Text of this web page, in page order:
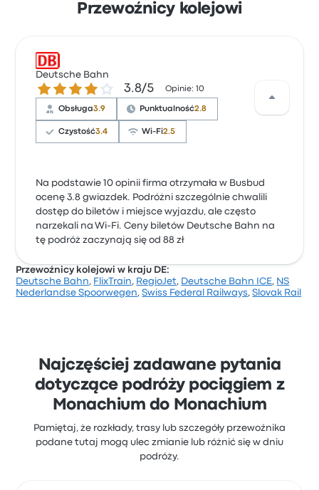
Przewoźnicy kolejowi
Deutsche Bahn
3.8 gwiazdek w skali do 5
3.8/5 Opinie: 10
Obsługa3.9 Punktualność2.8
Czystość3.4 Wi-Fi2.5
Na podstawie 10 opinii firma otrzymała w Busbud
ocenę 3.8 gwiazdek. Podróżni szczególnie chwalili
dostęp do biletów i miejsce wyjazdu, ale często
narzekali na Wi-Fi. Ceny biletów Deutsche Bahn na
tę podróż zaczynają się od 88 zł
Przewoźnicy kolejowi w kraju DE:
Deutsche Bahn, FlixTrain, RegioJet, Deutsche Bahn ICE, NS
Nederlandse Spoorwegen,Swiss Federal Railways,Slovak Rail
Najczęściej zadawane pytania
dotyczące podróży pociągiem z
Monachium do Monachium
Pamiętaj, że rozkłady, trasy lub szczegóły przewoźnika
podane tutaj mogą ulec zmianie lub różnić się w dniu
podróży.